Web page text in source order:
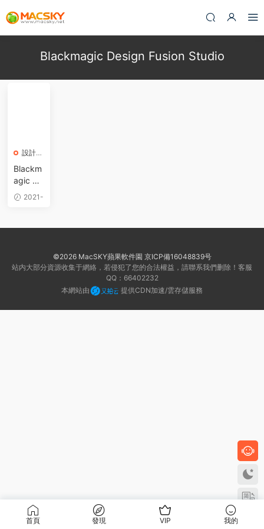
Blackmagic Design Fusion Studio
設計軟
Blackm
agic De
sign Fu
sion Stu
4.2 for
視特效
2021-
©2026 MacSKY蘋果軟件園 京ICP備16048839号
站内大部分資源收集于網絡，若侵犯了您的合法權益，請聯系我們删除！客服
QQ：66402232
本網站由
提供CDN加速/雲存儲服務
首頁 發現 VIP 我的